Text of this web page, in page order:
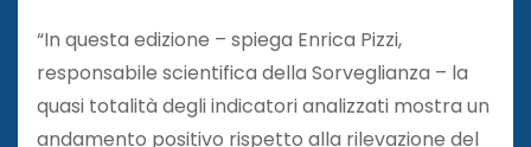
“In questa edizione – spiega Enrica Pizzi,
responsabile scientifica della Sorveglianza – la
quasi totalità degli indicatori analizzati mostra un
andamento positivo rispetto alla rilevazione del